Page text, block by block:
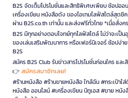
B2S จัดเต็มโปรโมชั่นและสิทธิพิเศษเพียบ ช้อปออ
เครื่องเขียน หนังสือดัง ของไอเทมไลฟ์สไตล์สุด
ผ่าน B2S.co.th เท่านั้น และส่งฟรีทั่วไทย *เมื่อสั่ง
B2S มีทุกอย่างตอบโจทย์ทุกไลฟ์สไตล์ ไม่ว่าจะเป็
ของเล่นเสริมพัฒนาการ หรือเฟอร์นิเจอร์ ช้อปง่า
B2S
สมัคร B2S Club รับข่าวสารโปรโมชั่นก่อนใคร แล
👉 สมัครสมาชิกเลย!
#ร้านหนังสือ #ร้านขายหนังสือ ใกล้ฉัน #กระเป๋าใ
หนังสือ ออนไลน์ #เครื่องเขียน บีทูเอส #ขาย หนัง